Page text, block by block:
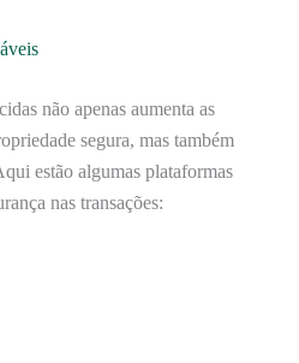
não apenas aumenta as
segura, mas também
estão algumas plataformas
nas transações: